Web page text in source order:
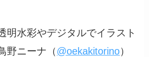
明水彩やデジタルでイラスト
野ニーナ（@oekakitorino）